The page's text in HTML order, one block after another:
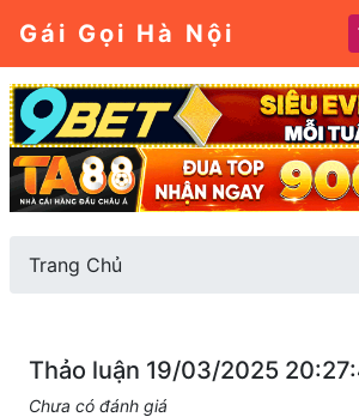
Gái Gọi Hà Nội
Trang Chủ
Thảo luận 19/03/2025
Chưa có đánh giá